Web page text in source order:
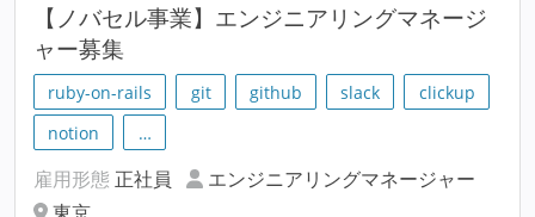
【ノバセル事業】エンジニアリングマネージ
ャー募集
ruby-on-rails git github slack
clickup
notion
…
雇用形態 正社員
エンジニアリングマネージャー